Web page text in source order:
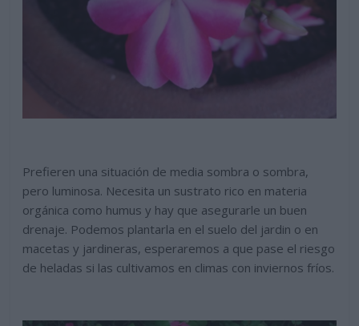
Prefieren una situación de media sombra o sombra,
pero luminosa. Necesita un sustrato rico en materia
orgánica como humus y hay que asegurarle un buen
drenaje. Podemos plantarla en el suelo del jardin o en
macetas y jardineras, esperaremos a que pase el riesgo
de heladas si las cultivamos en climas con inviernos fríos.